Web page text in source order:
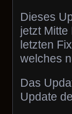
Dieses
jetzt
letzten
welches
Das
Update